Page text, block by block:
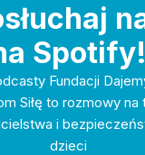
Spotify!
Fundacji
Siłę to rozmowy na
i
dzieci